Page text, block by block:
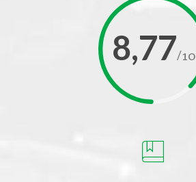
8,77/10